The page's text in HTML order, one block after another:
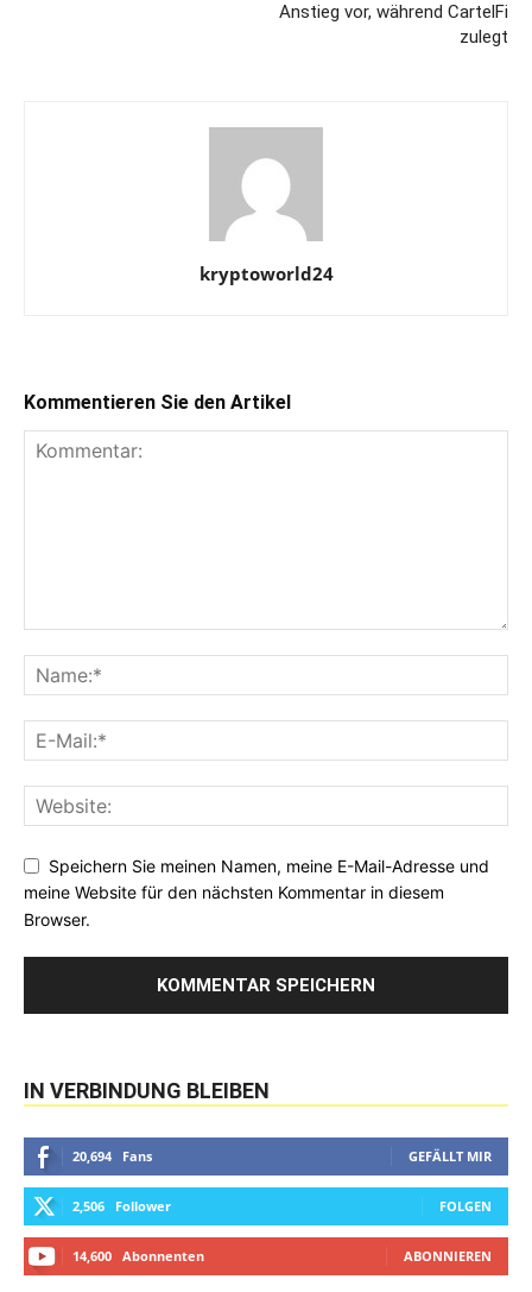
Anstieg vor, während CartelFi
zulegt
kryptoworld24
Kommentieren Sie den Artikel
Speichern Sie meinen Namen, meine E-Mail-Adresse und
meine Website für den nächsten Kommentar in diesem
Browser.
IN VERBINDUNG BLEIBEN
20,694 Fans GEFÄLLT MIR
2,506 Follower FOLGEN
14,600 Abonnenten ABONNIEREN